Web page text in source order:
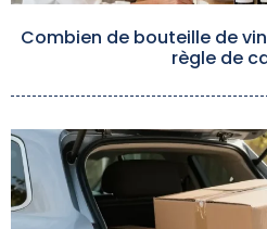
Combien de bouteille de
règle de